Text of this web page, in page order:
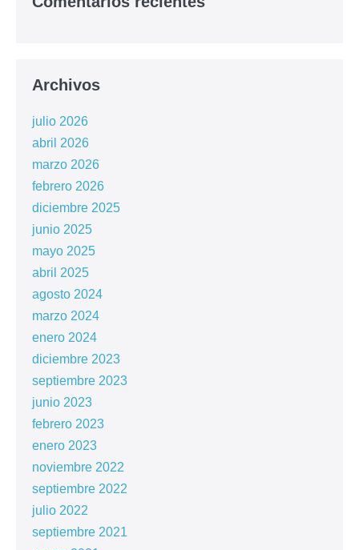
Archivos
julio 2026
abril 2026
marzo 2026
febrero 2026
diciembre 2025
junio 2025
mayo 2025
abril 2025
agosto 2024
marzo 2024
enero 2024
diciembre 2023
septiembre 2023
junio 2023
febrero 2023
enero 2023
noviembre 2022
septiembre 2022
julio 2022
septiembre 2021